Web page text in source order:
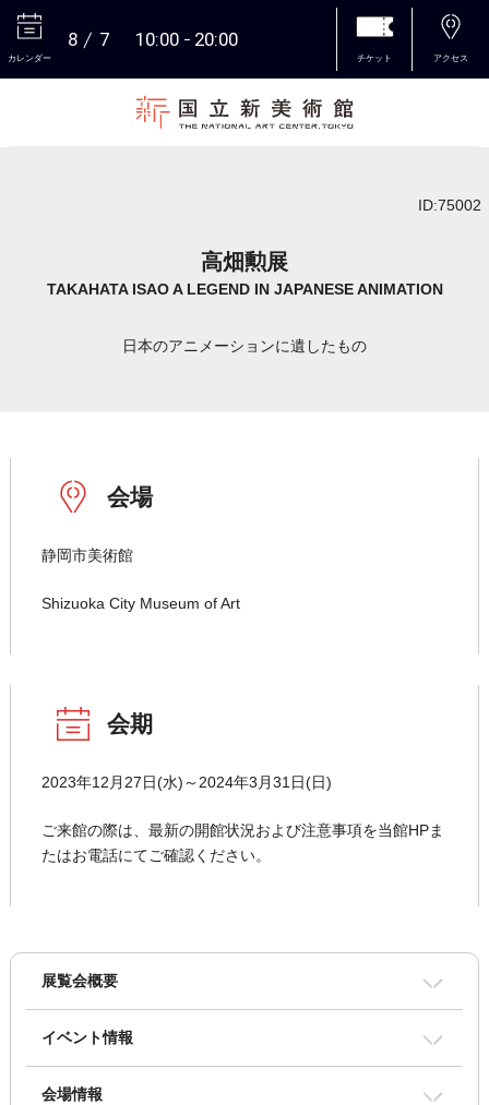
カレンダー
8 7 10:00 20:00
チケット アクセス
ID:75002
高畑勲展
TAKAHATA ISAO A LEGEND IN JAPANESE ANIMATION
日本のアニメーションに遺したもの
会場
静岡市美術館
Shizuoka City Museum of Art
会期
2023年12月27日(水)～2024年3月31日(日)
ご来館の際は、最新の開館状況および注意事項を当館HPま
たはお電話にてご確認ください。
展覧会概要
イベント情報
会場情報